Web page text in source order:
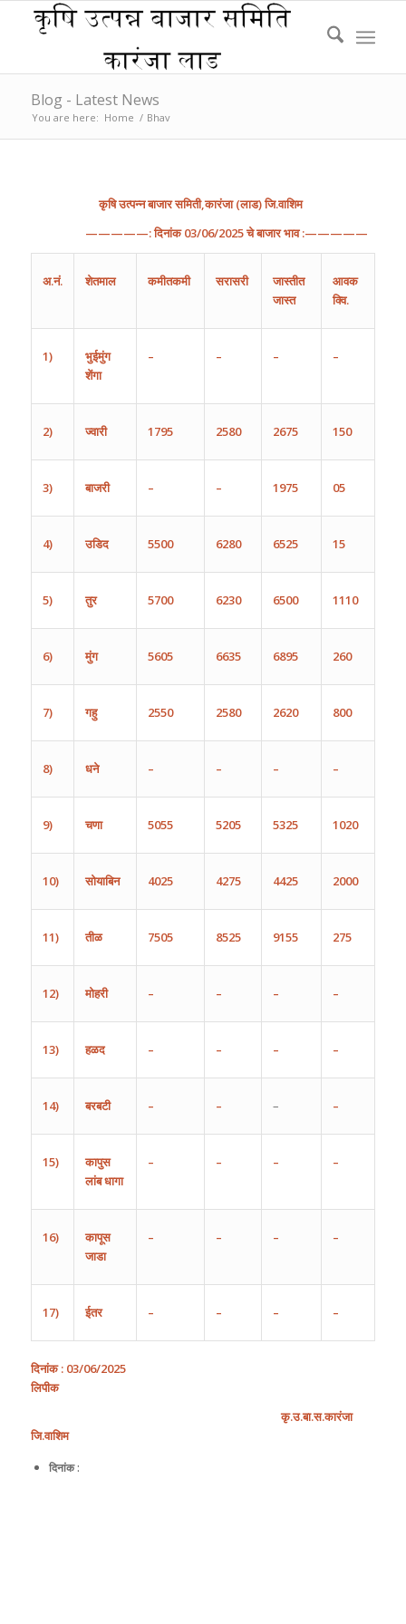
Blog - Latest News
You are here: Home / Bhav
कृषिउत्पन्नबाजारसमिती,कारंजा(लाड)जि.वाशिम
—————:दिनांक03/06/2025चेबाजारभाव:—————
अ.नं. शेतमाल कमीतकमी सरासरी
जास्तीत
जास्त
आवक
क्वि.
1)
भुईमुंग
शेंगा
– – – –
2) ज्वारी 1795 2580 2675 150
3) बाजरी – – 1975 05
4) उडिद 5500 6280 6525 15
5) तुर 5700 6230 6500 1110
6) मुंग 5605 6635 6895 260
7) गहु 2550 2580 2620 800
8) धने – – – –
9) चणा 5055 5205 5325 1020
10) सोयाबिन 4025 4275 4425 2000
11) तीळ 7505 8525 9155 275
12) मोहरी – – – –
13) हळद – – – –
14) बरबटी – – – –
15)
कापुस
लांबधागा
– – – –
16)
कापूस
जाडा
– – – –
17) ईतर – – – –
दिनांक : 03/06/2025
लिपीक
कृ.उ.बा.स.कारंजा
जि.वाशिम
दिनांक :